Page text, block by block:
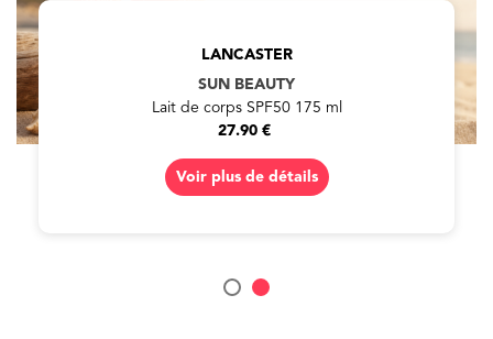
LANCASTER
SUN BEAUTY
Lait de corps SPF50 175 ml
27.90 €
Voir plus de détails